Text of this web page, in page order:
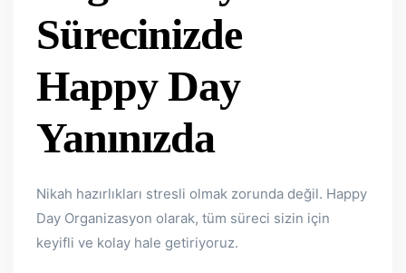
Sürecinizde
Happy Day
Yanınızda
Nikah hazırlıkları stresli olmak zorunda değil. Happy
Day Organizasyon olarak, tüm süreci sizin için
keyifli ve kolay hale getiriyoruz.